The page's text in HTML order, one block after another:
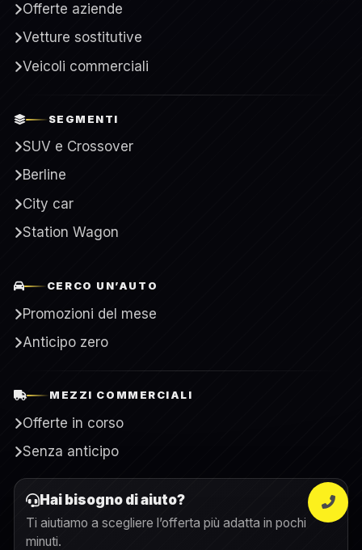
Offerte aziende
Vetture sostitutive
Veicoli commerciali
SEGMENTI
SUV e Crossover
Berline
City car
Station Wagon
CERCO UN’AUTO
Promozioni del mese
Anticipo zero
MEZZI COMMERCIALI
Offerte in corso
Senza anticipo
Hai bisogno di aiuto?
Ti aiutiamo a scegliere l’offerta più adatta in pochi
minuti.